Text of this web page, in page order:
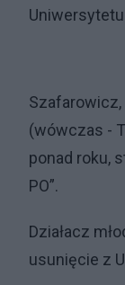
Szafarowicz,
(wówczas -
ponad roku,
PO”.
Działacz
usunięcie z